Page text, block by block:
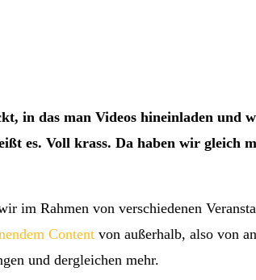
in das man Videos hineinladen und
es. Voll krass. Da haben wir gleich
im Rahmen von verschiedenen
Content von außerhalb, also von
und dergleichen mehr.